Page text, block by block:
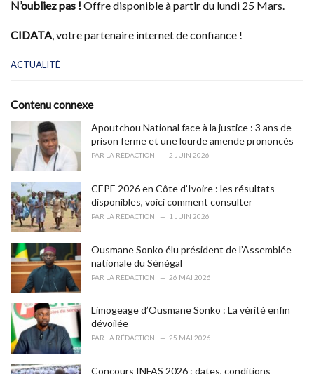
N’oubliez pas !Offre disponible à partir du lundi 25 Mars.
CIDATA, votre partenaire internet de confiance !
C
e
r
e
:
ACTUALITÉ
Contenu connexe
Apoutchou National face à la justice : 3 ans de
prison ferme et une lourde amende prononcés
PAR LA RÉDACTION 2 JUIN 2026
CEPE 2026 en Côte d’Ivoire : les résultats
disponibles, voici comment consulter
PAR LA RÉDACTION 1 JUIN 2026
Ousmane Sonko élu président de l’Assemblée
nationale du Sénégal
PAR LA RÉDACTION 26 MAI 2026
Limogeage d’Ousmane Sonko : La vérité enfin
dévoilée
PAR LA RÉDACTION 25 MAI 2026
Concours INFAS 2026 : dates, conditions